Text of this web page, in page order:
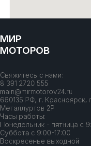
МИР
МОТОРОВ
Свяжитесь с нами:
8 391 2720 555
main@mirmotorov24.ru
660135 РФ, г. Красноярск,
Металлургов 2Р
Часы работы:
Понедельник - пятница с
Суббота с 9:00-17:00
Воскресенье выходной